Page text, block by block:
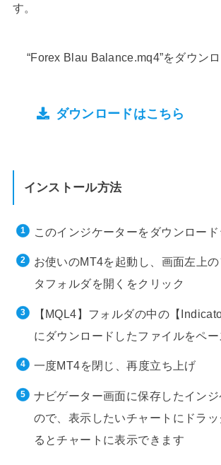
す。
“Forex Blau Balance.mq4”をダウン
ダウンロードはこちら
インストール方法
このインジケーターをダウンロード
お使いのMT4を起動し、画面左上
タフォルダを開くをクリック
【MQL4】フォルダの中の【
にダウンロードしたファイルをペ
一度MT4を閉じ、再度立ち上げ
ナビゲーター画面に保存したイン
ので、表示したいチャートにドラ
るとチャートに表示できます